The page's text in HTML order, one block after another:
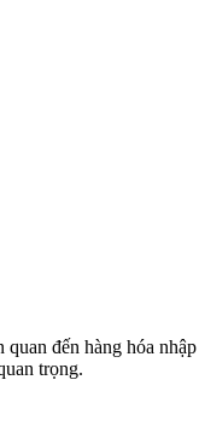
đến hàng hóa
trọng.